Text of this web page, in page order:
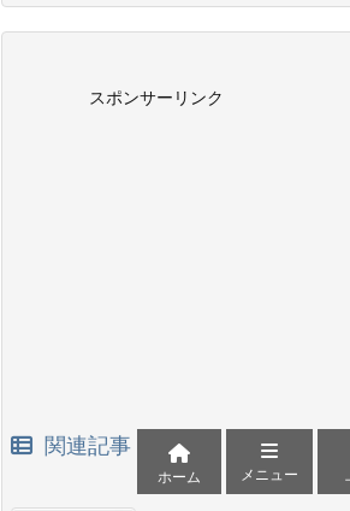
スポンサーリンク
関連記事
ホーム メニュー